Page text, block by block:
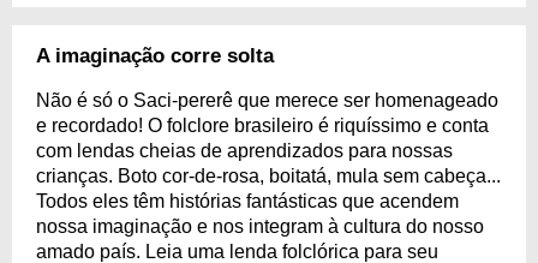
A imaginação corre solta
Não é só o Saci-pererê que merece ser homenageado
e recordado! O folclore brasileiro é riquíssimo e conta
com lendas cheias de aprendizados para nossas
crianças. Boto cor-de-rosa, boitatá, mula sem cabeça...
Todos eles têm histórias fantásticas que acendem
nossa imaginação e nos integram à cultura do nosso
amado país. Leia uma lenda folclórica para seu